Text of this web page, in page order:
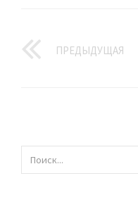
ПРЕДЫДУЩАЯ